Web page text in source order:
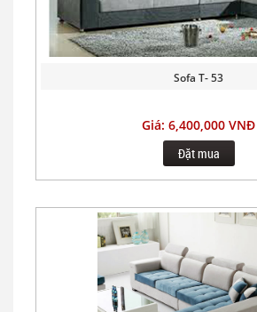
Sofa T- 53
Giá: 6,400,000 VNĐ
Đặt mua